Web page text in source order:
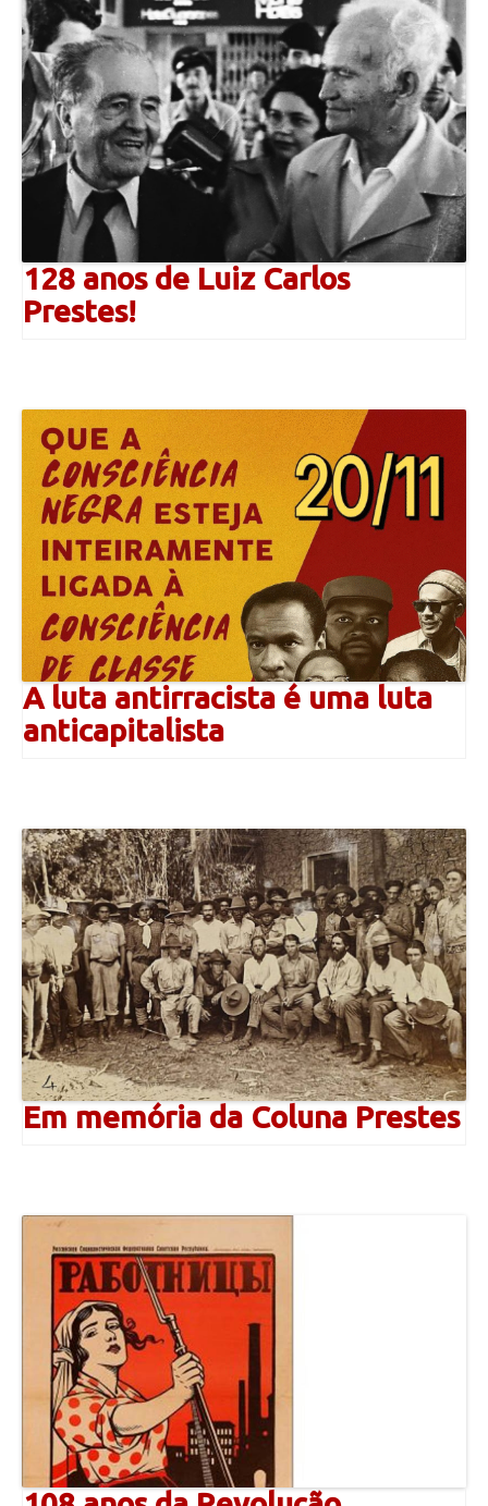
128 anos de Luiz Carlos
Prestes!
A luta antirracista é uma luta
anticapitalista
Em memória da Coluna Prestes